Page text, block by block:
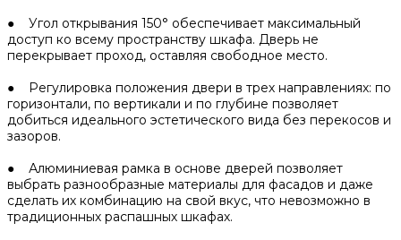
● Угол открывания 150° обеспечивает максимальный
доступ ко всему пространству шкафа. Дверь не
перекрывает проход, оставляя свободное место.
● Регулировка положения двери в трех направлениях: по
горизонтали, по вертикали и по глубине позволяет
добиться идеального эстетического вида без перекосов и
зазоров.
● Алюминиевая рамка в основе дверей позволяет
выбрать разнообразные материалы для фасадов и даже
сделать их комбинацию на свой вкус, что невозможно в
традиционных распашных шкафах.